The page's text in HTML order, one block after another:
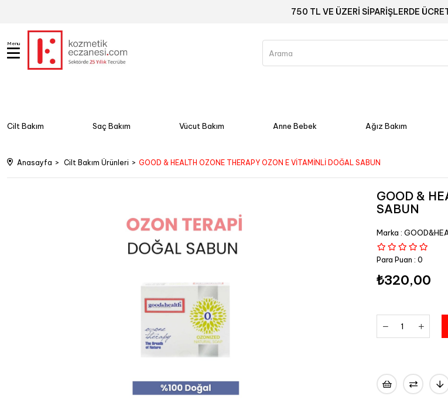
750 TL VE ÜZERİ SİPARİŞLERDE
Menu
Cilt Bakım Saç Bakım Vücut Bakım Anne Bebek Ağız Bakım
Anasayfa Cilt Bakım Ürünleri GOOD & HEALTH OZONE THERAPY OZON E VİTAMİNLİ DOĞAL SABUN
GOOD &
SABUN
Marka :
Para Puan : 0
₺320,00